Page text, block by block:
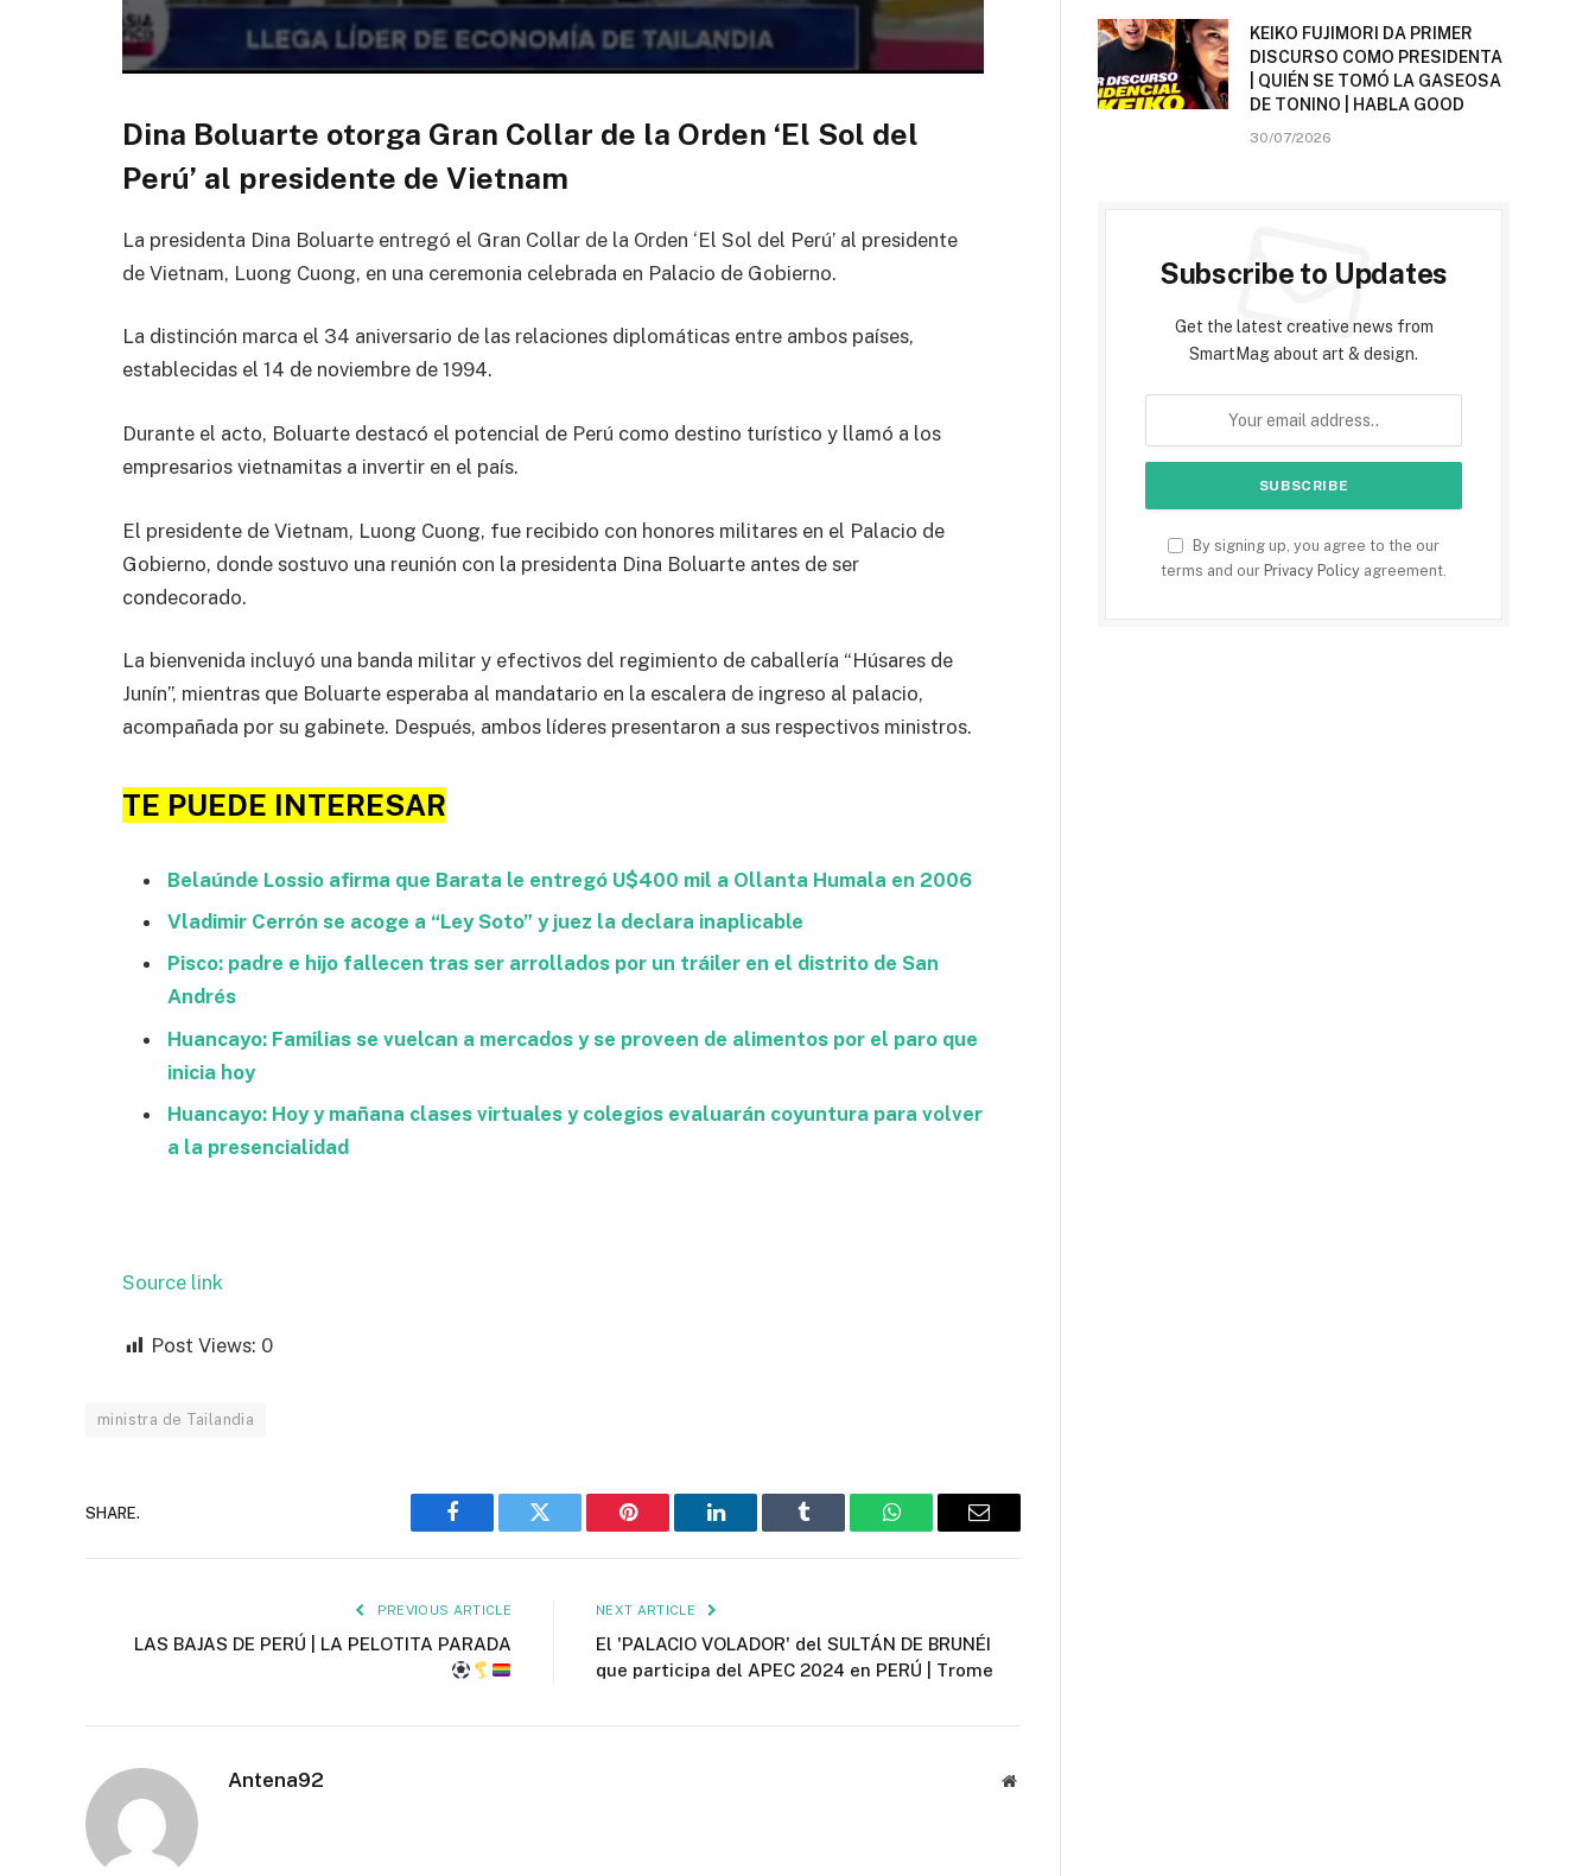
of
1
11
seconds
Volume
Dina Boluarte otorga Gran Collar de la Orden ‘El Sol del
Perú’ al presidente de Vietnam
La presidenta Dina Boluarte entregó el Gran Collar de la Orden ‘El Sol del Perú’ al presidente
de Vietnam, Luong Cuong, en una ceremonia celebrada en Palacio de Gobierno.
La distinción marca el 34 aniversario de las relaciones diplomáticas entre ambos países,
establecidas el 14 de noviembre de 1994.
Durante el acto, Boluarte destacó el potencial de Perú como destino turístico y llamó a los
empresarios vietnamitas a invertir en el país.
El presidente de Vietnam, Luong Cuong, fue recibido con honores militares en el Palacio de
Gobierno, donde sostuvo una reunión con la presidenta Dina Boluarte antes de ser
condecorado.
La bienvenida incluyó una banda militar y efectivos del regimiento de caballería “Húsares de
Junín”, mientras que Boluarte esperaba al mandatario en la escalera de ingreso al palacio,
acompañada por su gabinete. Después, ambos líderes presentaron a sus respectivos ministros.
TE PUEDE INTERESAR
Belaúnde Lossio afirma que Barata le entregó U$400 mil a Ollanta Humala en 2006
Vladimir Cerrón se acoge a “Ley Soto” y juez la declara inaplicable
Pisco: padre e hijo fallecen tras ser arrollados por un tráiler en el distrito de San
Andrés
Huancayo: Familias se vuelcan a mercados y se proveen de alimentos por el paro que
inicia hoy
Huancayo: Hoy y mañana clases virtuales y colegios evaluarán coyuntura para volver
a la presencialidad
Source link
Post Views: 0
ministra de Tailandia
SHARE.
Facebook Twitter Pinterest LinkedIn Tumblr WhatsAppEmail
PREVIOUS ARTICLE
LAS BAJAS DE PERÚ | LA PELOTITA PARADA
NEXT ARTICLE
El 'PALACIO VOLADOR' del SULTÁN DE BRUNÉI
que participa del APEC 2024 en PERÚ | Trome
Antena92 Website
KEIKO FUJIMORI DA PRIMER
DISCURSO COMO PRESIDENTA
| QUIÉN SE TOMÓ LA GASEOSA
DE TONINO | HABLA GOOD
30/07/2026
Subscribe to Updates
Get the latest creative news from
SmartMag about art & design.
By signing up, you agree to the our
terms and our Privacy Policy agreement.